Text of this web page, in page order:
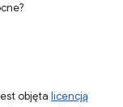
objęta licencją